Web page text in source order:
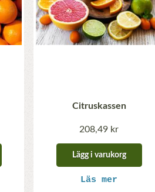
Citruskassen
208,49 kr
Lägg i varukorg
Läs mer